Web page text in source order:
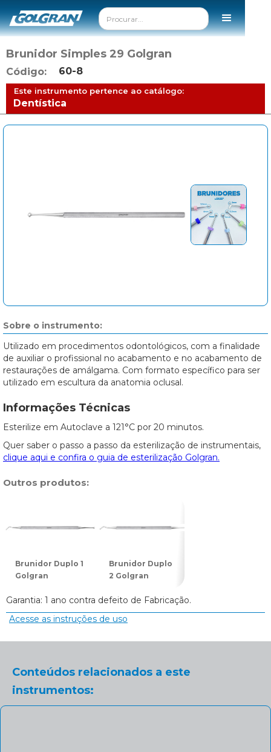
Brunidor Simples 29 Golgran
Código: 60-8
Este instrumento pertence ao catálogo:
Dentística
Sobre o instrumento:
Utilizado em procedimentos odontológicos, com a finalidade
de auxiliar o profissional no acabamento e no acabamento de
restaurações de amálgama. Com formato específico para ser
utilizado em escultura da anatomia oclusal.
Informações Técnicas
Esterilize em Autoclave a 121°C por 20 minutos.
Quer saber o passo a passo da esterilização de instrumentais,
clique aqui e confira o guia de esterilização Golgran.
Outros produtos:
Brunidor Duplo 1
Golgran
Brunidor Duplo
2 Golgran
Garantia: 1 ano contra defeito de Fabricação.
Acesse as instruções de uso
Conteúdos relacionados a este
instrumentos: